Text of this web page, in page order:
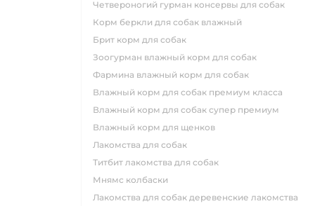
четвероногий гурман консервы для собак
корм беркли для собак влажный
брит корм для собак
зоогурман влажный корм для собак
фармина влажный корм для собак
влажный корм для собак премиум класса
влажный корм для собак супер премиум
влажный корм для щенков
лакомства для собак
титбит лакомства для собак
мнямс колбаски
лакомства для собак деревенские лакомства